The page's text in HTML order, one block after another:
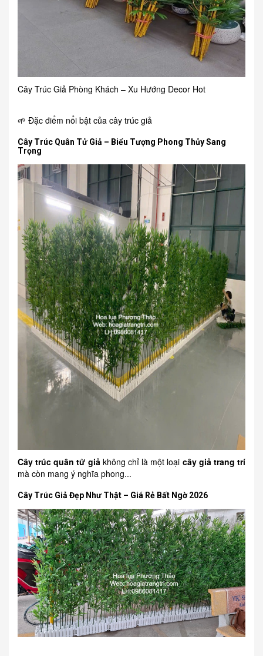
Cây Trúc Giả Phòng Khách – Xu Hướng Decor Hot
🌱 Đặc điểm nổi bật của cây trúc giả
Cây Trúc Quân Tử Giả – Biểu Tượng Phong Thủy Sang
Trọng
Cây trúc quân tử giảkhông chỉ là một loại cây giả trang trí
mà còn mang ý nghĩa phong...
Cây Trúc Giả Đẹp Như Thật – Giá Rẻ Bất Ngờ 2026